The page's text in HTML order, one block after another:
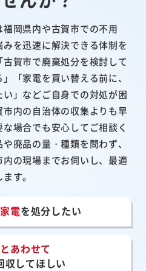
岡県内や古賀市での不用
を迅速に解決できる体制を
賀市で廃棄処分を検討して
「家電を買い替える前に、
」などご自身での対処が困
内の自治体の収集よりも早
場合でも安心してご相談く
廃品の量・種類を問わず、
の現場までお伺いし、最適
す。
電を処分したい
あわせて
収してほしい